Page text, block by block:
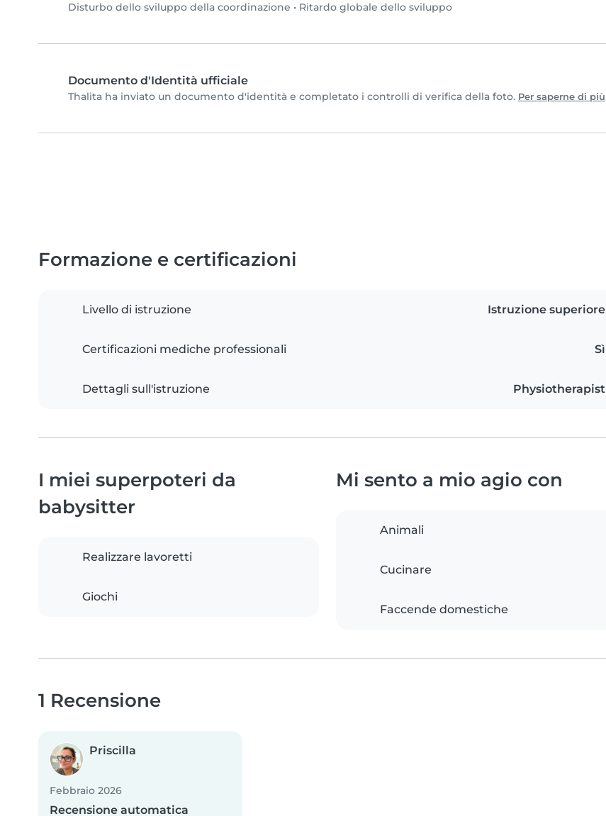
Disturbo dello sviluppo della coordinazione • Ritardo globale dello sviluppo
Documento d'Identità ufficiale
Thalita ha inviato un documento d'identità e completato i controlli di verifica della foto. Per saperne di più
Formazione e certificazioni
Livello di istruzione Istruzione superiore
Certificazioni mediche professionali Sì
Dettagli sull'istruzione Physiotherapist
I miei superpoteri da
babysitter
Realizzare lavoretti
Giochi
Mi sento a mio agio con
Animali
Cucinare
Faccende domestiche
1 Recensione
Priscilla
Febbraio 2026
Recensione automatica